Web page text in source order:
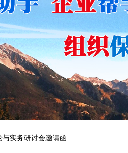
业发展促进会2026年劳动节放假通知
实务研讨会邀请函